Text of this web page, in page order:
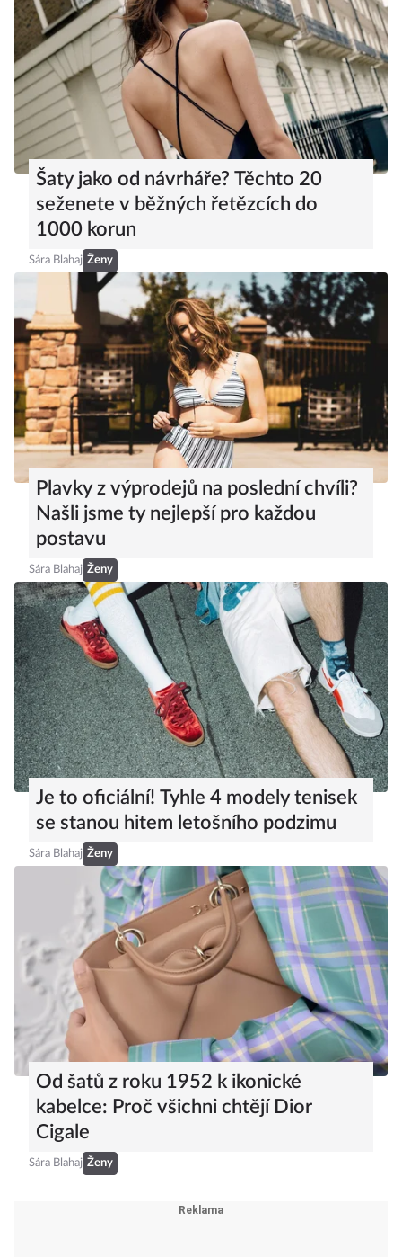
Šaty jako od návrháře? Těchto 20
seženete v běžných řetězcích do
1000 korun
Sára Blahaj Ženy
Plavky z výprodejů na poslední chvíli?
Našli jsme ty nejlepší pro každou
postavu
Sára Blahaj Ženy
Je to oficiální! Tyhle 4 modely tenisek
se stanou hitem letošního podzimu
Sára Blahaj Ženy
Od šatů z roku 1952 k ikonické
kabelce: Proč všichni chtějí Dior
Cigale
Sára Blahaj Ženy